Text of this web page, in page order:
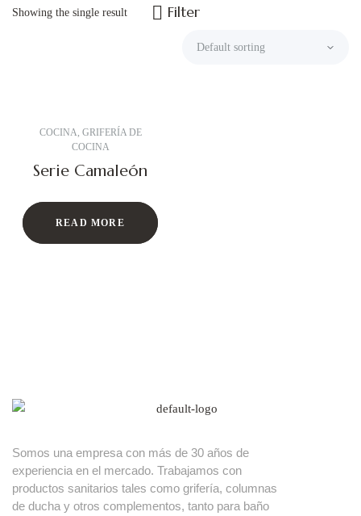
Showing the single result Filter
COCINA, GRIFERÍA DE
COCINA
Serie Camaleón
READ MORE
Somos una empresa con más de 30 años de
experiencia en el mercado. Trabajamos con
productos sanitarios tales como grifería, columnas
de ducha y otros complementos, tanto para baño